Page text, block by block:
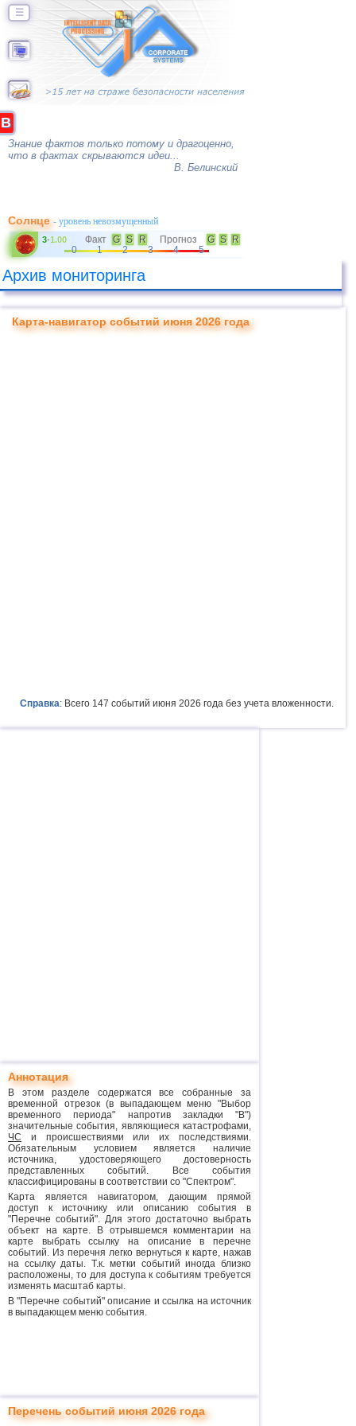
☰
Знание фактов только потому и драгоценно,
что в фактах скрываются идеи...
В. Белинский
Солнце- уровень невозмущенный
3-1.00 Факт G S R Прогноз G S
R
0
1 2 3 4 5
Архив мониторинга
B
Карта-навигатор событий июня 2026 года
Справка: Всего 147 событий июня 2026 года без учета вложенности.
Аннотация
В этом разделе содержатся все собранные за
временной отрезок (в выпадающем меню "Выбор
временного периода" напротив закладки "В")
значительные события, являющиеся катастрофами,
ЧС и происшествиями или их последствиями.
Обязательным условием является наличие
источника, удостоверяющего достоверность
представленных событий. Все события
классифицированы в соответствии со "Спектром".
Карта является навигатором, дающим прямой
доступ к источнику или описанию события в
"Перечне событий". Для этого достаточно выбрать
объект на карте. В отрывшемся комментарии на
карте выбрать ссылку на описание в перечне
событий. Из перечня легко вернуться к карте, нажав
на ссылку даты. Т.к. метки событий иногда близко
расположены, то для доступа к событиям требуется
изменять масштаб карты.
В "Перечне событий" описание и ссылка на источник
в выпадающем меню события.
Перечень событий июня 2026 года